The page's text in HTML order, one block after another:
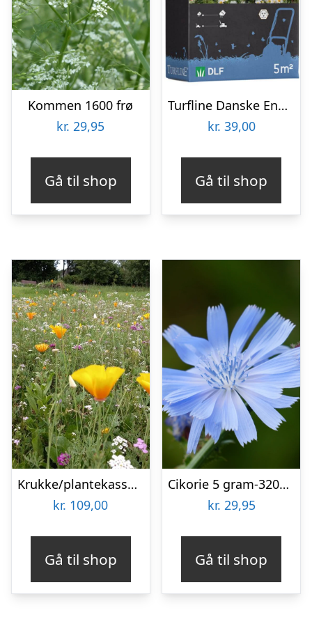
Kommen 1600 frø
kr. 29,95
Gå til shop
Turfline Danske Engblomster 5 m2
kr. 39,00
Gå til shop
Krukke/plantekasse blomsterblanding – 50 m2
kr. 109,00
Gå til shop
Cikorie 5 gram-3200 frø
kr. 29,95
Gå til shop